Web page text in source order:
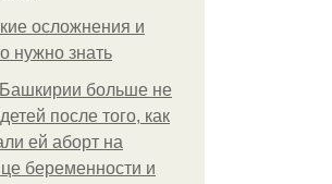
осложнения и
нужно знать
больше не
после того, как
ей аборт на
беременности и